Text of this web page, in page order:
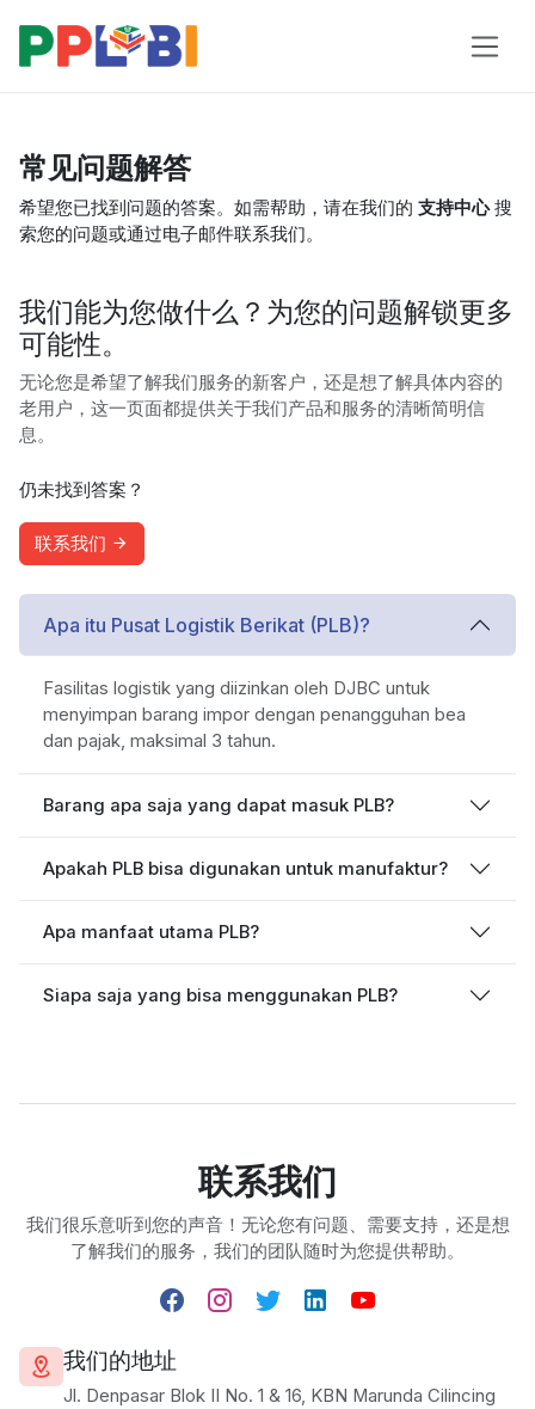
常见问题解答
希望您已找到问题的答案。如需帮助，请在我们的 支持中心搜
索您的问题或通过电子邮件联系我们。
我们能为您做什么？为您的问题解锁更多
可能性。
无论您是希望了解我们服务的新客户，还是想了解具体内容的
老用户，这一页面都提供关于我们产品和服务的清晰简明信
息。
仍未找到答案？
联系我们
Apa itu Pusat Logistik Berikat (PLB)?
Fasilitas logistik yang diizinkan oleh DJBC untuk
menyimpan barang impor dengan penangguhan bea
dan pajak, maksimal 3 tahun.
Barang apa saja yang dapat masuk PLB?
Apakah PLB bisa digunakan untuk manufaktur?
Apa manfaat utama PLB?
Siapa saja yang bisa menggunakan PLB?
联系我们
我们很乐意听到您的声音！无论您有问题、需要支持，还是想
了解我们的服务，我们的团队随时为您提供帮助。
我们的地址
Jl. Denpasar Blok II No. 1 & 16, KBN Marunda Cilincing